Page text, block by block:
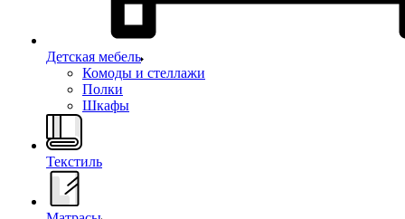
Детская мебель
Комоды и стеллажи
Полки
Шкафы
Текстиль